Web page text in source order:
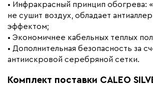
• Инфракрасный принцип обогрева:
не сушит воздух, обладает
эффектом;
• Экономичнее кабельных теплых
• Дополнительная безопасность за
антиискровой серебряной сетки.
Комплект поставки CALEO